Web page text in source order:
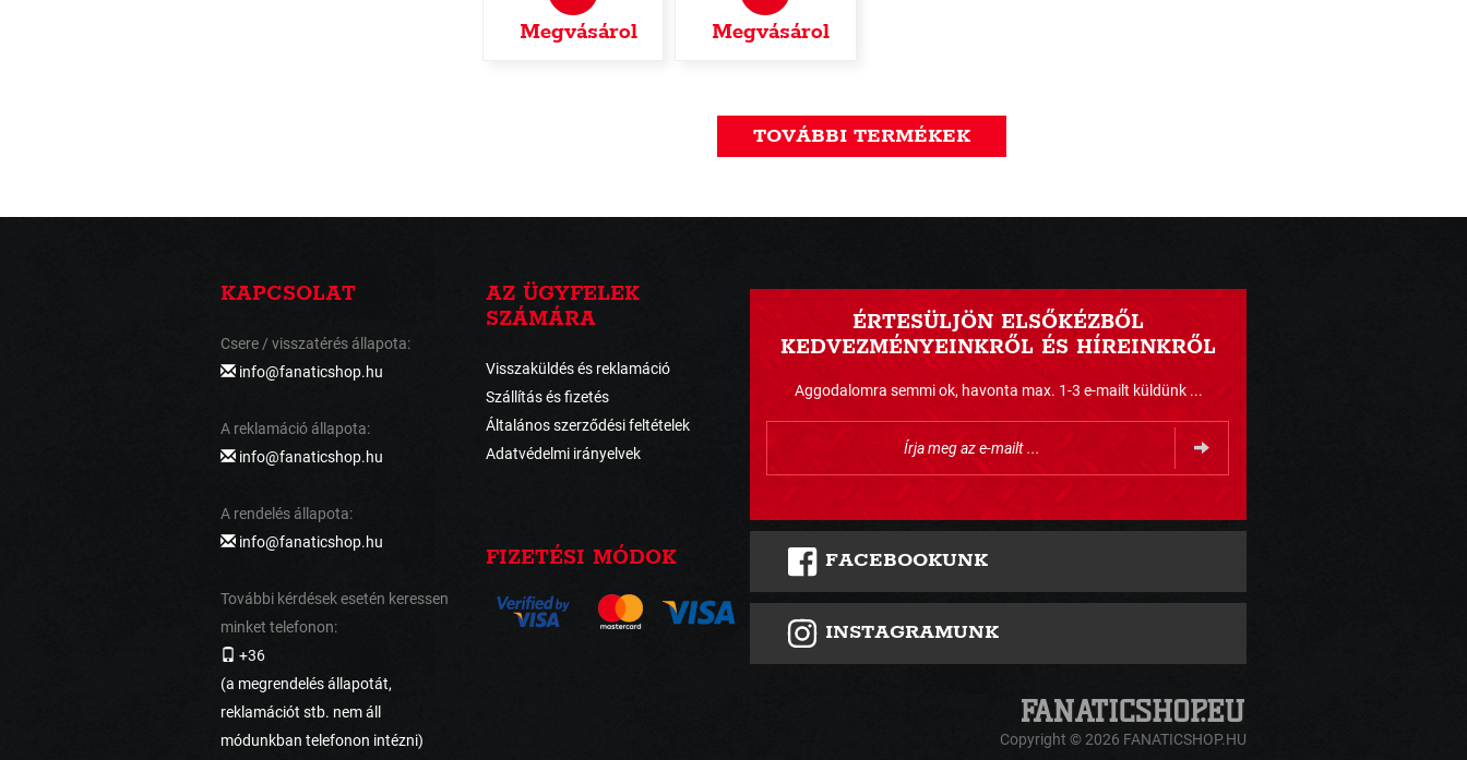
Megvásárol Megvásárol
TOVÁBBI TERMÉKEK
KAPCSOLAT
Csere / visszatérés állapota:
info@fanaticshop.hu
A reklamáció állapota:
info@fanaticshop.hu
A rendelés állapota:
info@fanaticshop.hu
További kérdések esetén keressen
minket telefonon:
+36
(a megrendelés állapotát,
reklamációt stb. nem áll
módunkban telefonon intézni)
AZ ÜGYFELEK
SZÁMÁRA
Visszaküldés és reklamáció
Szállítás és fizetés
Általános szerződési feltételek
Adatvédelmi irányelvek
FIZETÉSI MÓDOK
ÉRTESÜLJÖN ELSŐKÉZBŐL
KEDVEZMÉNYEINKRŐL ÉS HÍREINKRŐL
Aggodalomra semmi ok, havonta max. 1-3 e-mailt küldünk ...
FACEBOOKUNK
INSTAGRAMUNK
Copyright © 2026 FANATICSHOP.HU